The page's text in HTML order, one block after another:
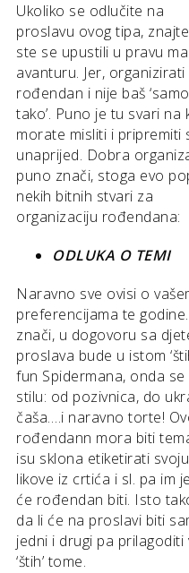
Ukoliko se odlučite na
proslavu ovog tipa,
ste se upustili u pravu
avanturu. Jer, organizirati
rođendan i nije baš ‘samo
tako’. Puno je tu svari na
morate misliti i pripremiti
unaprijed. Dobra
puno znači, stoga evo
nekih bitnih stvari za
organizaciju rođendana:
ODLUKA O TEMI
Naravno sve ovisi o
preferencijama te
znači, u dogovoru sa
proslava bude u istom
fun Spidermana, onda
stilu: od pozivnica, do
čaša….i naravno torte!
rođendann mora biti
isu sklona etiketirati
likove iz crtića i sl. pa im
će rođendan biti. Isto
da li će na proslavi biti
jedni i drugi pa
‘štih’ tome.